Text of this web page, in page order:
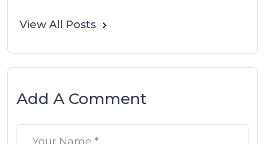
View All Posts
Add A Comment